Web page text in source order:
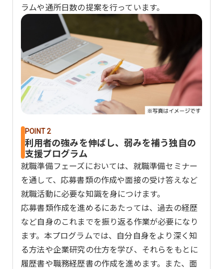
ラムや通所日数の提案を行っています。
POINT 2
利用者の強みを伸ばし、弱みを補う独自の
支援プログラム
就職準備フェーズにおいては、就職準備セミナー
を通して、応募書類の作成や面接の受け答えなど
就職活動に必要な知識を身につけます。
応募書類作成を進めるにあたっては、過去の経歴
など自身のこれまでを振り返る作業が必要になり
ます。本プログラムでは、自分自身をより深く知
る方法や企業研究の仕方を学び、それらをもとに
履歴書や職務経歴書の作成を進めます。また、面